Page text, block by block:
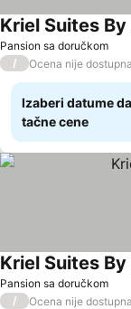
Pansion sa doručkom
Kriel Suites By
/ Ocena nije dostupna
Izaberi datume
tačne cene
Pansion sa doručkom
Kriel Suites
/ Ocena nije dostupna